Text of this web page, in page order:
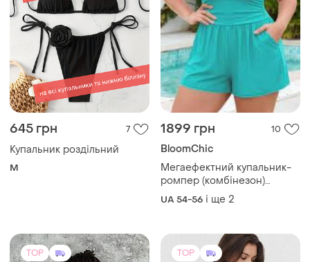
645 грн 7
Купальник роздільний
M
1899 грн 10
BloomChic
Мегаефектний купальник-
ромпер (комбінезон)
великого розміру з
тропічним принтом та
UA 54-56 і ще 2
TOP TOP